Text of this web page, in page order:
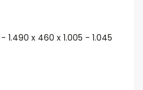
1.490 x 460 x 1.005 - 1.045